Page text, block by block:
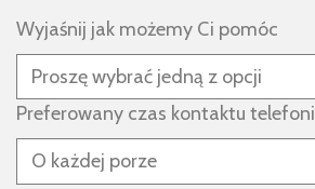
Wyjaśnij jak możemy Ci pomóc
Preferowany czas kontaktu